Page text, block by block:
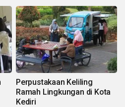
Perpustakaan Keliling
Ramah Lingkungan di Kota
Kediri